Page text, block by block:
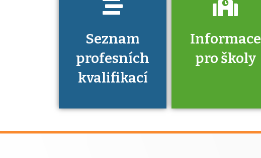
Seznam
profesních
kvalifikací
Informace
pro školy
Víte, že jako škola